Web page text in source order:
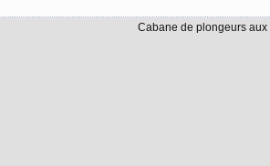
Cabane de plongeurs aux